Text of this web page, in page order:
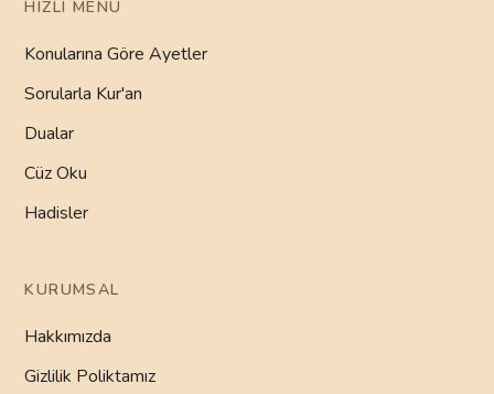
HIZLI MENÜ
Konularına Göre Ayetler
Sorularla Kur'an
Dualar
Cüz Oku
Hadisler
KURUMSAL
Hakkımızda
Gizlilik Poliktamız